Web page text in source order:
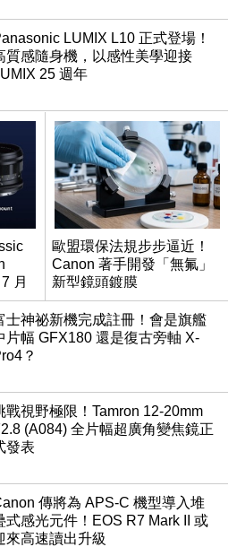
LUMIX L10 正式登場！
質感隨身機，以感性美學迎接
25 週年
月
歐盟環保法規步步逼近！
Canon 著手開發「無氟」
新型鏡頭鍍膜
士神祕新機完成註冊！會是旗艦
片幅 GFX180 還是復古旁軸 X-
？
戰視野極限！Tamron 12-20mm
(A084) 全片幅超廣角變焦鏡正
發表
傳將為 APS-C 機型導入堆
式感光元件！EOS R7 Mark II 或
來高速讀出升級